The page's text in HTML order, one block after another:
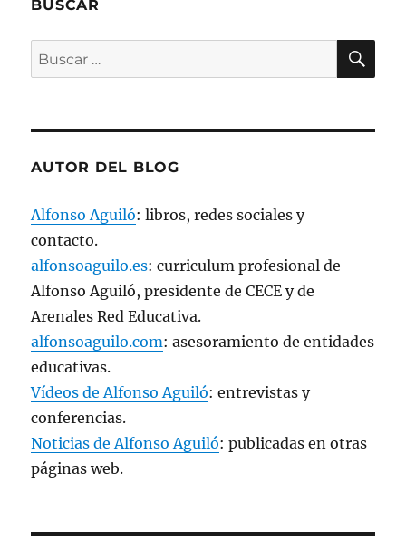
a
n
)
BUSCAR
Buscar
por:
AUTOR DEL BLOG
Alfonso Aguiló: libros, redes sociales y
contacto.
alfonsoaguilo.es: curriculum profesional de
Alfonso Aguiló, presidente de CECE y de
Arenales Red Educativa.
alfonsoaguilo.com: asesoramiento de entidades
educativas.
Vídeos de Alfonso Aguiló: entrevistas y
conferencias.
Noticias de Alfonso Aguiló: publicadas en otras
páginas web.